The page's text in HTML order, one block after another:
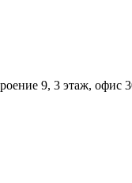
9, 3 этаж, офис